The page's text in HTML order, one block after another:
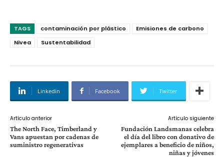
TAGS contaminación por plástico
Emisiones de carbono
Nivea
Sustentabilidad
Linkedin Facebook Twitter
Artículo anterior
The North Face, Timberland y
Vans apuestan por cadenas de
suministro regenerativas
Artículo siguiente
Fundación Landsmanas celebra
el día del libro con donativo de
ejemplares a beneficio de niños,
niñas y jóvenes